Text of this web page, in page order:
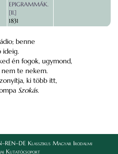
EPIGRAMMÁK.
[II.]
1831
benne
ideig.
én fogok, ugymond,
te nekem.
ki több itt,
Szokás.
Klasszikus Magyar Irodalmi
Kutatócsoport